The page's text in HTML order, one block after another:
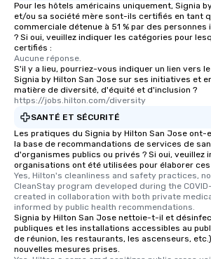
who leads the group on a walking tour,
offering engaging tidbits and
fascinating stories. Several other
interactive experiences are included
along the way exclusively to our tours,
ensuring there is never a dull moment.
Different Types of Cuisine Our
convenient outing, including ones you
and your guests might not have
discovered otherwise on your own or
at a typical corporate dinner. We offer
a way to try some of the finest spots
in the city and dive into various
cuisines and dishes. All the pre-
selected dishes are curated to our
high standards to ensure they will
Pour les hôtels américains uniquement, Signia
et/ou sa société mère sont-ils certifiés en tant
commerciale détenue à 51 % par des
? Si oui, veuillez indiquer les catégories pour
certifiés :
Aucune réponse.
S'il y a lieu, pourriez-vous indiquer un lien vers
Signia by Hilton San Jose sur ses initiatives et
matière de diversité, d'équité et d'inclusion ?
https://jobs.hilton.com/diversity
SANTÉ ET SÉCURITÉ
Les pratiques du Signia by Hilton San Jose ont-
la base de recommandations de services de
d'organismes publics ou privés ? Si oui, veuillez
organisations ont été utilisées pour élaborer
Yes, Hilton's cleanliness and safety practices,
CleanStay program developed during the
created in collaboration with both private
informed by public health recommendations.
Signia by Hilton San Jose nettoie-t-il et
publiques et les installations accessibles au
de réunion, les restaurants, les ascenseurs,
nouvelles mesures prises.